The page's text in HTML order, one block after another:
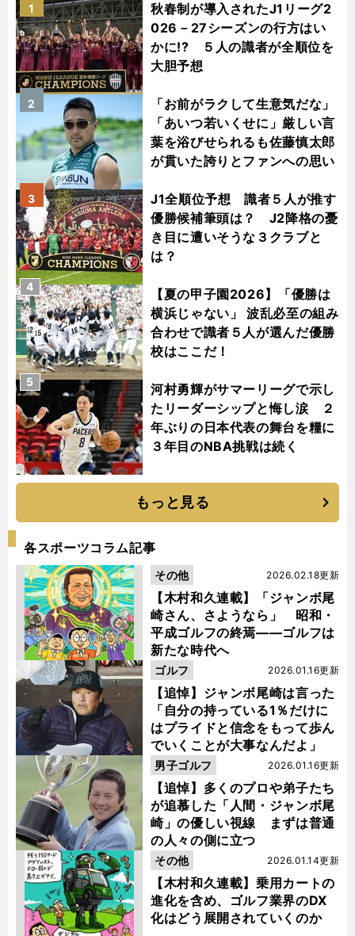
秋春制が導入されたJ1リーグ2
026－27シーズンの行方はい
かに!? ５人の識者が全順位を
大胆予想
1
「お前がラクして生意気だな」
「あいつ若いくせに」厳しい言
葉を浴びせられるも佐藤慎太郎
が貫いた誇りとファンへの思い
2
J1全順位予想 識者５人が推す
優勝候補筆頭は？ J2降格の憂
き目に遭いそうな３クラブと
は？
3
【夏の甲子園2026】「優勝は
横浜じゃない」 波乱必至の組み
合わせで識者５人が選んだ優勝
校はここだ！
4
河村勇輝がサマーリーグで示し
たリーダーシップと悔し涙 ２
年ぶりの日本代表の舞台を糧に
３年目のNBA挑戦は続く
5
もっと見る
各スポーツコラム記事
【木村和久連載】「ジャンボ尾
崎さん、さようなら」 昭和・
平成ゴルフの終焉――ゴルフは
新たな時代へ
2026.02.18更新
その他
【追悼】ジャンボ尾崎は言った
「自分の持っている1％だけに
はプライドと信念をもって歩ん
でいくことが大事なんだよ」
2026.01.16更新
ゴルフ
【追悼】多くのプロや弟子たち
が追慕した「人間・ジャンボ尾
崎」の優しい視線 まずは普通
の人々の側に立つ
2026.01.16更新
男子ゴルフ
【木村和久連載】乗用カートの
進化を含め、ゴルフ業界のDX
化はどう展開されていくのか
2026.01.14更新
その他